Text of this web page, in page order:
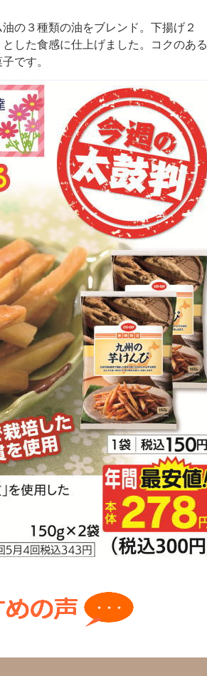
の３種類の油をブレンド。下揚げ２
した食感に仕上げました。コクのある
です。